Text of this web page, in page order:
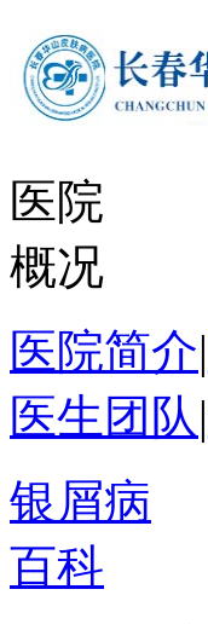
医院
概况
医院简介|
医生团队|
银屑病
百科